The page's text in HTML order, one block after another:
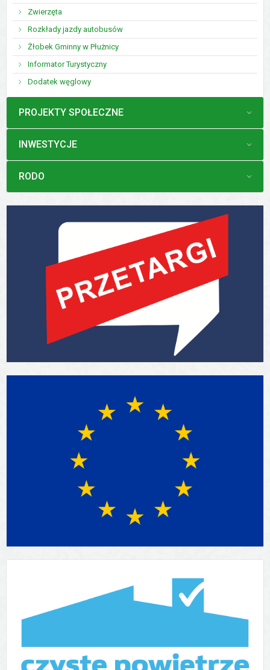
Zwierzęta
Rozkłady jazdy autobusów
Żłobek Gminny w Płużnicy
Informator Turystyczny
Dodatek węglowy
MENU
PROJEKTY SPOŁECZNE
MENU
INWESTYCJE
MENU
RODO